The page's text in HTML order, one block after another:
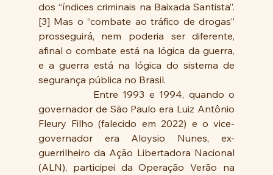
dos “índices criminais na Baixada Santista”.
[3] Mas o “combate ao tráfico de drogas”
prosseguirá, nem poderia ser diferente,
afinal o combate está na lógica da guerra,
e a guerra está na lógica do sistema de
segurança pública no Brasil.
Entre 1993 e 1994, quando o
governador de São Paulo era Luiz Antônio
Fleury Filho (falecido em 2022) e o vice-
governador era Aloysio Nunes, ex-
guerrilheiro da Ação Libertadora Nacional
(ALN), participei da Operação Verão na